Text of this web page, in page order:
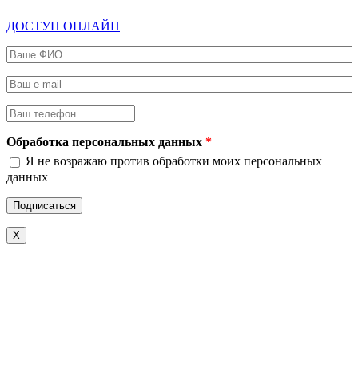
ДОСТУП ОНЛАЙН
Ваше ФИО
Ваш e-mail
Ваш телефон
Обработка персональных данных *
Я не возражаю против обработки моих персональных
данных
X